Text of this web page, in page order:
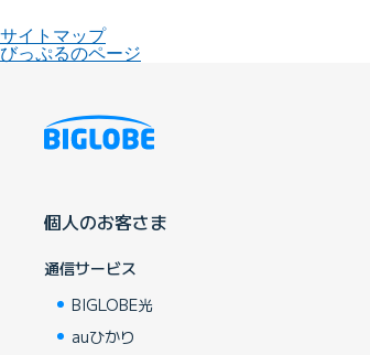
サイトマップ
びっぷるのページ
個人のお客さま
通信サービス
BIGLOBE光
auひかり